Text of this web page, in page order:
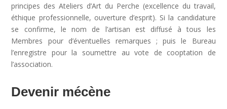
principes des Ateliers d’Art du Perche (excellence du travail,
éthique professionnelle, ouverture d’esprit). Si la candidature
se confirme, le nom de l’artisan est diffusé à tous les
Membres pour d’éventuelles remarques ; puis le Bureau
l’enregistre pour la soumettre au vote de cooptation de
l’association.
Devenir mécène